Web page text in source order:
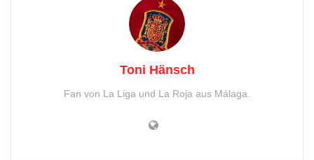
Toni Hänsch
Fan von La Liga und La Roja aus Málaga.